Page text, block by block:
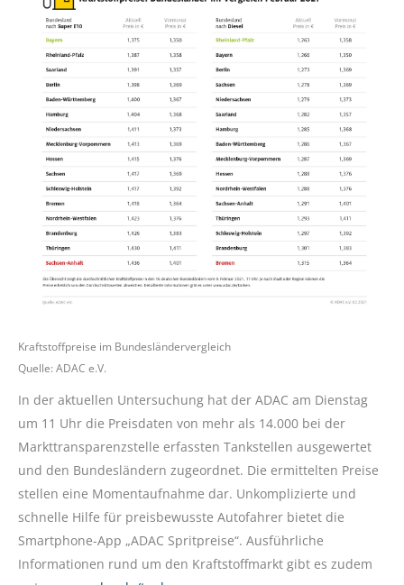
Kraftstoffpreise im Bundesländervergleich
Quelle: ADAC e.V.
In der aktuellen Untersuchung hat der ADAC am Dienstag
um 11 Uhr die Preisdaten von mehr als 14.000 bei der
Markttransparenzstelle erfassten Tankstellen ausgewertet
und den Bundesländern zugeordnet. Die ermittelten Preise
stellen eine Momentaufnahme dar. Unkomplizierte und
schnelle Hilfe für preisbewusste Autofahrer bietet die
Smartphone-App „ADAC Spritpreise“. Ausführliche
Informationen rund um den Kraftstoffmarkt gibt es zudem